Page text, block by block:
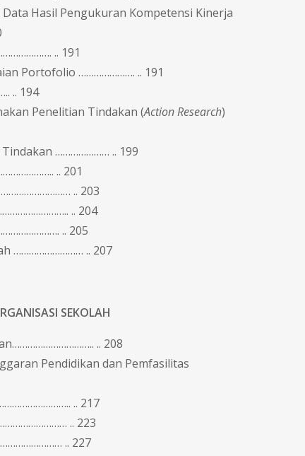
Hasil Pengukuran Kompetensi Kinerja
.. 191
Portofolio …………………. .. 191
.. 194
Penelitian Tindakan (Action Research)
………………… .. 199
.. 201
.. 203
.. 204
.. 205
……………………… .. 207
SEKOLAH
.. 208
Pendidikan dan Pemfasilitas
.. 217
.. 223
.. 227